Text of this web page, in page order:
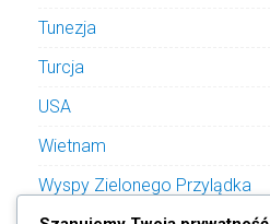
Tunezja
Turcja
USA
Wietnam
Wyspy Zielonego Przylądka